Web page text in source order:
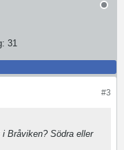
31
#3
Bråviken? Södra eller